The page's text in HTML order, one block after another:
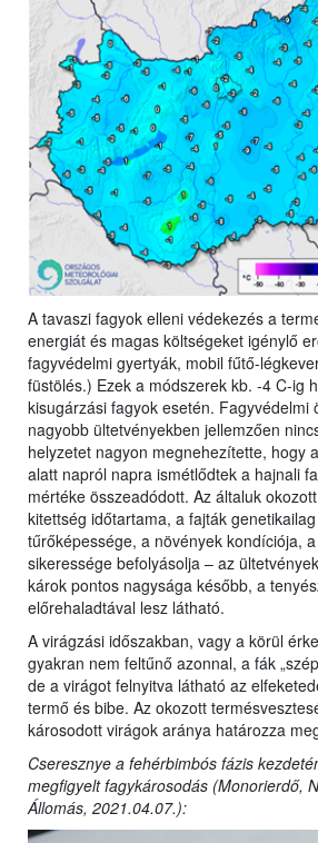
A tavaszi fagyok elleni védekezés a
energiát és magas költségeket igénylő
fagyvédelmi gyertyák, mobil fűtő-
füstölés.) Ezek a módszerek kb. -4 C-ig
kisugárzási fagyok esetén. Fagyvédelmi
nagyobb ültetvényekben jellemzően
helyzetet nagyon megnehezítette, hogy
alatt napról napra ismétlődtek a hajnali
mértéke összeadódott. Az általuk
kitettség időtartama, a fajták
tűrőképessége, a növények kondíciója,
sikeressége befolyásolja – az
károk pontos nagysága később, a
előrehaladtával lesz látható.
A virágzási időszakban, vagy a körül
gyakran nem feltűnő azonnal, a fák
de a virágot felnyitva látható az
termő és bibe. Az okozott
károsodott virágok aránya határozza
Cseresznye a fehérbimbós fázis
megfigyelt fagykárosodás (Monorierdő,
Állomás, 2021.04.07.):